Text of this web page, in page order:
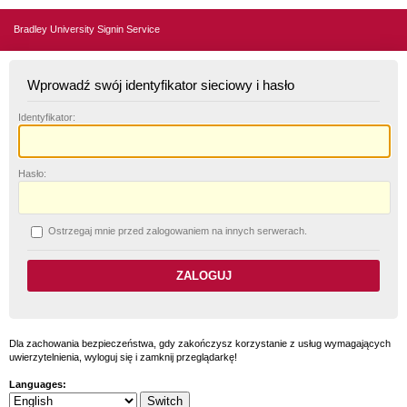
Bradley University Signin Service
Wprowadź swój identyfikator sieciowy i hasło
Identyfikator:
Hasło:
Ostrzegaj mnie przed zalogowaniem na innych serwerach.
Dla zachowania bezpieczeństwa, gdy zakończysz korzystanie z usług wymagających
uwierzytelnienia, wyloguj się i zamknij przeglądarkę!
Languages: